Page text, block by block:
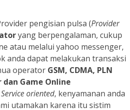
pengisian pulsa (Provider
yang berpengalaman, cukup
atau melalui yahoo messenger,
anda dapat melakukan transaksi
operator GSM, CDMA, PLN
dan Game Online
oriented, kenyamanan anda
utamakan karena itu sistim